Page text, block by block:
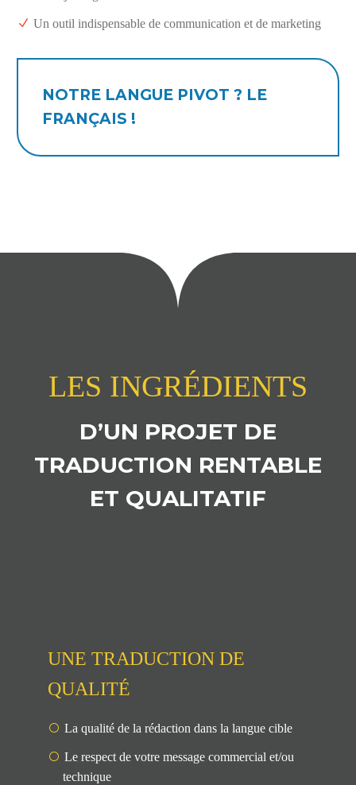
Un outil indispensable de communication et de marketing
NOTRE LANGUE PIVOT ? LE
FRANÇAIS !
LES INGRÉDIENTS
D’UN PROJET DE
TRADUCTION RENTABLE
ET QUALITATIF
UNE TRADUCTION DE
QUALITÉ
La qualité de la rédaction dans la langue cible
Le respect de votre message commercial et/ou
technique